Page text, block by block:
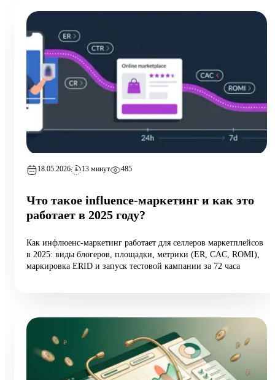
18.05.2026 13 минут 485
Что такое influence-маркетинг и как это
работает в 2025 году?
Как инфлюенс-маркетинг работает для селлеров маркетплейсов
в 2025: виды блогеров, площадки, метрики (ER, CAC, ROMI),
маркировка ERID и запуск тестовой кампании за 72 часа